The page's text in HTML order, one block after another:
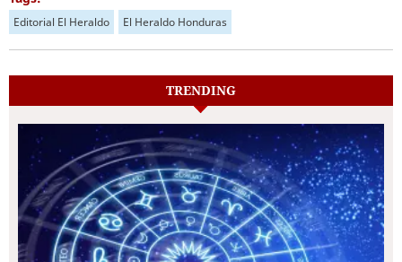
Editorial El Heraldo El Heraldo Honduras
TRENDING